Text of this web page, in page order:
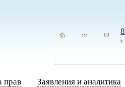
с
прав Заявления и аналитика